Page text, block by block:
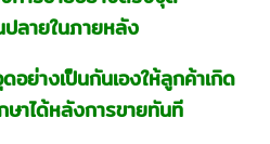
ลายในภายหลัง
อย่างเป็นกันเองให้ลูกค้าเกิด
ษาได้หลังการขายทันที